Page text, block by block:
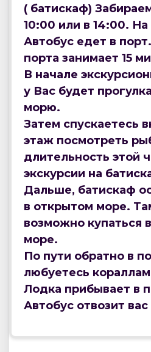
( батискаф)
10:00 или в 14:00.
Автобус едет в
порта занимает 15
В начале
у Вас будет
морю.
Затем спускаетесь
этаж посмотреть
длительность этой
экскурсии на
Дальше, батискаф
в открытом море.
возможно купаться
море.
По пути обратно в
любуетесь
Лодка прибывает в
Автобус отвозит вас